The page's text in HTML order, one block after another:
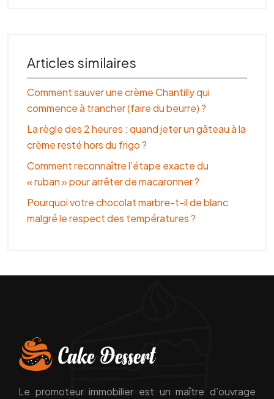
Articles similaires
Comment sauver une crème Chantilly qui
commence à trancher (faire du beurre) ?
La règle des 2 heures : quand jeter un gâteau à la
crème resté hors du frigo ?
Comment reconnaître l’étape exacte du
« ruban » pour arrêter de macaronner ?
Pourquoi votre chocolat marbre-t-il de blanc
malgré le respect des températures ?
Le promoteur immobilier est un maître d’ouvrage